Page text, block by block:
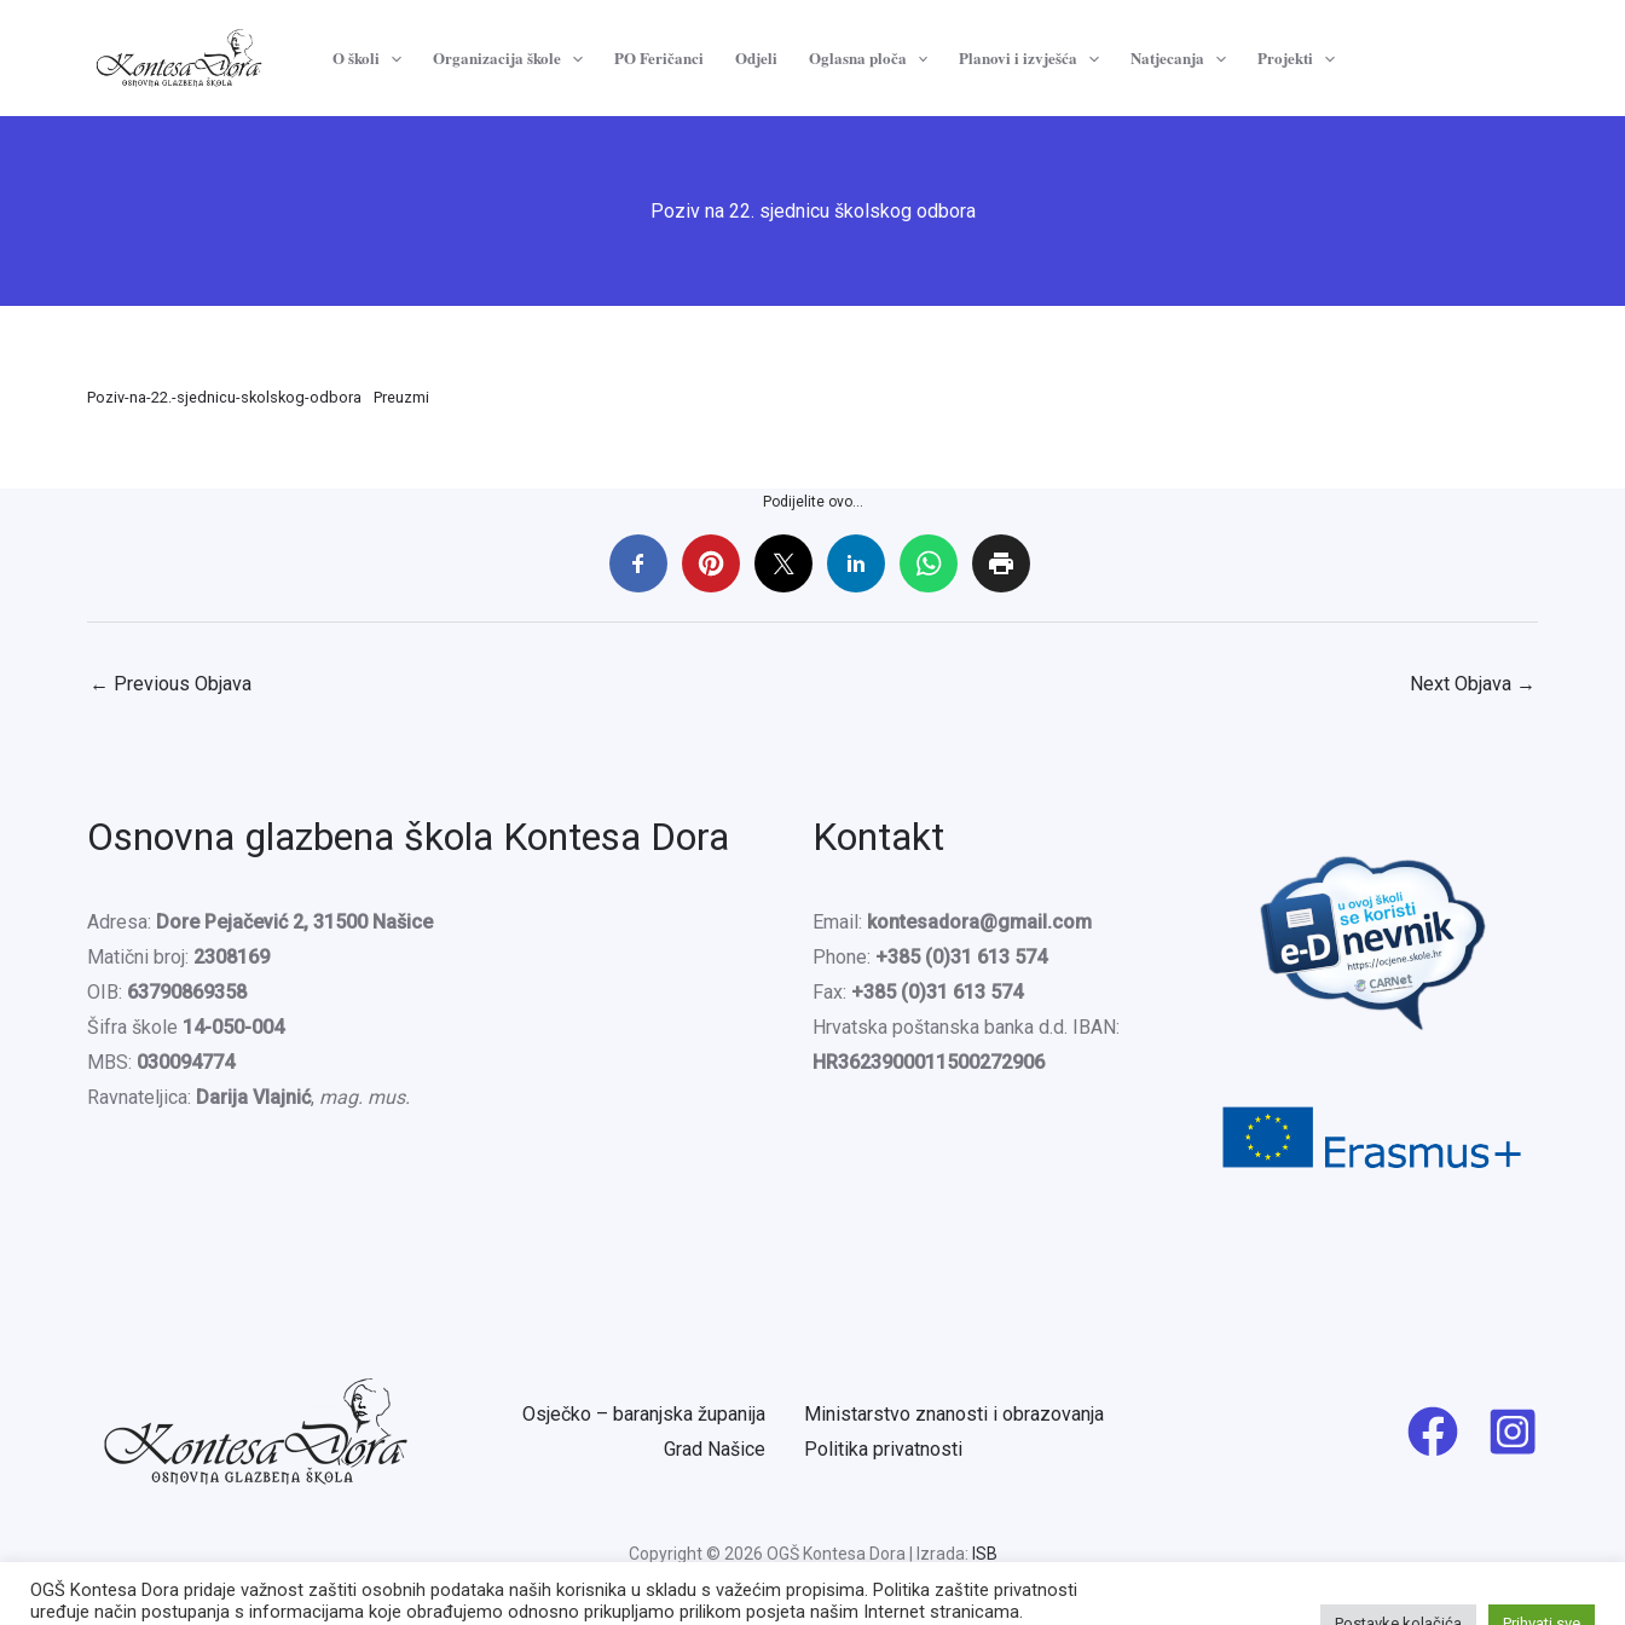
O školi Organizacija škole PO Feričanci Odjeli Oglasna ploča Planovi i izvješća Natjecanja Projekti
Poziv na 22. sjednicu školskog odbora
Poziv-na-22.-sjednicu-skolskog-odbora Preuzmi
Podijelite ovo...
← Previous Objava Next Objava →
Osnovna glazbena škola Kontesa Dora
Adresa: Dore Pejačević 2, 31500 Našice
Matični broj: 2308169
OIB: 63790869358
Šifra škole 14-050-004
MBS: 030094774
Ravnateljica: Darija Vlajnić, mag. mus.
Kontakt
Email: kontesadora@gmail.com
Phone: +385 (0)31 613 574
Fax: +385 (0)31 613 574
Hrvatska poštanska banka d.d. IBAN:
HR3623900011500272906
Osječko – baranjska županija
Ministarstvo znanosti i obrazovanja
Grad Našice
Politika privatnosti
Copyright © 2026 OGŠ Kontesa Dora | Izrada: ISB
OGŠ Kontesa Dora pridaje važnost zaštiti osobnih podataka naših korisnika u skladu s važećim propisima. Politika zaštite privatnosti
uređuje način postupanja s informacijama koje obrađujemo odnosno prikupljamo prilikom posjeta našim Internet stranicama.